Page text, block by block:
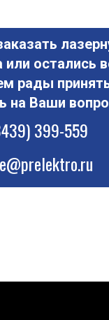
или остались
рады
на Ваши
399-559